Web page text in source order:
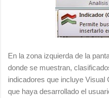
En la zona izquierda de la
donde se muestran,
indicadores que incluye Visual
que haya desarrollado el